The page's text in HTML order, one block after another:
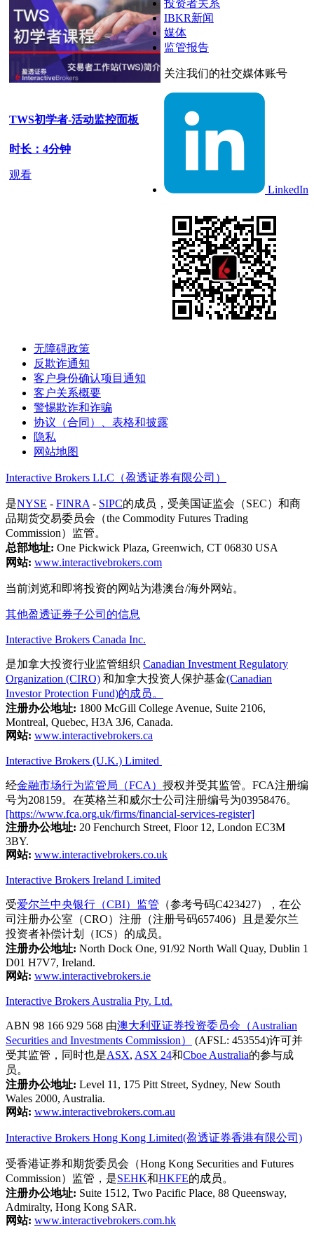
TWS初学者-活动监控面板
时长：4分钟
观看
投资者关系
IBKR新闻
媒体
监管报告
关注我们的社交媒体账号
LinkedIn
无障碍政策
反欺诈通知
客户身份确认项目通知
客户关系概要
警惕欺诈和诈骗
协议（合同）、表格和披露
隐私
网站地图
Interactive Brokers LLC（盈透证券有限公司）
是NYSE - FINRA - SIPC的成员，受美国证监会（SEC）和商
品期货交易委员会（the Commodity Futures Trading
Commission）监管。
总部地址: One Pickwick Plaza, Greenwich, CT 06830 USA
网站: www.interactivebrokers.com
当前浏览和即将投资的网站为港澳台/海外网站。
其他盈透证券子公司的信息
Interactive Brokers Canada Inc.
是加拿大投资行业监管组织 Canadian Investment Regulatory
Organization (CIRO) 和加拿大投资人保护基金(Canadian
Investor Protection Fund)的成员。
注册办公地址: 1800 McGill College Avenue, Suite 2106,
Montreal, Quebec, H3A 3J6, Canada.
网站: www.interactivebrokers.ca
Interactive Brokers (U.K.) Limited
经金融市场行为监管局（FCA） 授权并受其监管。FCA注册编
号为208159。在英格兰和威尔士公司注册编号为03958476。
[https://www.fca.org.uk/firms/financial-services-register]
注册办公地址: 20 Fenchurch Street, Floor 12, London EC3M
3BY.
网站: www.interactivebrokers.co.uk
Interactive Brokers Ireland Limited
受爱尔兰中央银行（CBI）监管 （参考号码C423427），在公
司注册办公室（CRO）注册（注册号码657406）且是爱尔兰
投资者补偿计划（ICS）的成员。
注册办公地址: North Dock One, 91/92 North Wall Quay, Dublin 1
D01 H7V7, Ireland.
网站: www.interactivebrokers.ie
Interactive Brokers Australia Pty. Ltd.
ABN 98 166 929 568 由澳大利亚证券投资委员会（Australian
Securities and Investments Commission）
(AFSL: 453554)许可并
受其监管，同时也是ASX, ASX 24和Cboe Australia的参与成
员。
注册办公地址: Level 11, 175 Pitt Street, Sydney, New South
Wales 2000, Australia.
网站: www.interactivebrokers.com.au
Interactive Brokers Hong Kong Limited(盈透证券香港有限公司)
受香港证券和期货委员会（Hong Kong Securities and Futures
Commission）监管，是SEHK和HKFE的成员。
注册办公地址: Suite 1512, Two Pacific Place, 88 Queensway,
Admiralty, Hong Kong SAR.
网站: www.interactivebrokers.com.hk